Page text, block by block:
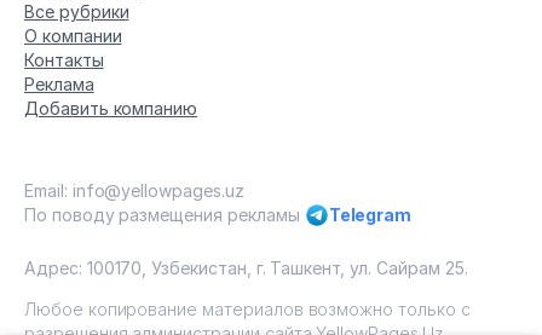
Все рубрики
О компании
Контакты
Реклама
Добавить компанию
Email: info@yellowpages.uz
По поводу размещения рекламы
Telegram
Адрес: 100170, Узбекистан, г. Ташкент, ул. Сайрам 25.
Любое копирование материалов возможно только с